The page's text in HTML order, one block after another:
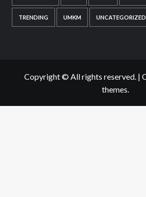
TRENDING UMKM UNCATEGORIZED
Copyright © All rights reserved. |
themes.